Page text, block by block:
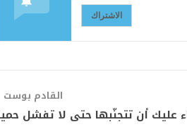
الاشتراك
القادم بوست